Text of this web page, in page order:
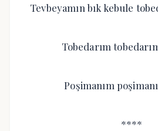
Tevbeyamın bık kebule
Tobedarım
Poşimanım
****